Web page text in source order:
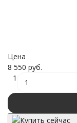
Цена
8 550 руб.
1
Купить сейчас